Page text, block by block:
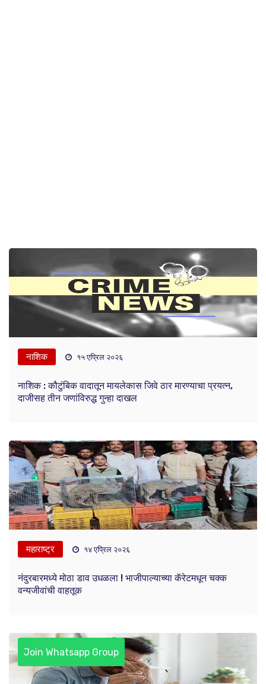
नाशिक १५ एप्रिल २०२६
नाशिक : कौटुंबिक वादातून मायलेकास जिवे ठार मारण्याचा प्रयत्न,
दाजीसह तीन जणांविरुद्ध गुन्हा दाखल
महाराष्ट्र १४ एप्रिल २०२६
नंदुरबारमध्ये मोठा डाव उधळला ! भाजीपाल्याच्या कॅरेटमधून चक्क
वन्यजीवांची वाहतूक
Join Whatsapp Group